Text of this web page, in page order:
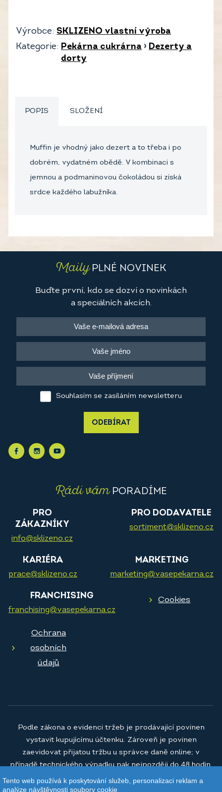
Výrobce: SKLIZENO vlastní výroba
Kategorie: Pekárna cukrárna › Dezerty a
dorty
POPIS SLOŽENÍ
Muffin je vhodný jako dezert a to třeba i po
dobrém, vydatném obědě. V kombinaci s
jemnou a podmaninovou čokoládou si získá
srdce každého labužníka.
MailyPLNÉ NOVINEK
Buďte první, kdo se dozví o novinkách
a speciálních akcích.
Souhlasím se zasíláním newsletteru
ODEBÍRAT
Rádi vámPORADÍME
PRO
ZÁKAZNÍKY
info@sklizeno.cz
PRO DODAVATELE
sortiment@sklizeno.cz
KARIÉRA
prace@sklizeno.cz
MARKETING
marketing@vasepekarna.cz
FRANCHISING
franchising@vasepekarna.cz
Cookies
Ochrana
osobních
údajů
© 2026Vaše pekárna a.s.
Podle zákona o evidenci tržeb je prodávající povinen
vystavit kupujícímu účtenku. Zároveň je povinen
zaevidovat přijatou tržbu u správce daně online; v
případě technického výpadku pak nejpozději do 48 hodin.
Tento web používá k poskytování služeb, personalizaci reklam a
analýze návštěvnosti soubory cookie